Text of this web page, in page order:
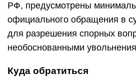
РФ, предусмотрены
официального обращения в
для разрешения спорных
необоснованными
Куда обратиться